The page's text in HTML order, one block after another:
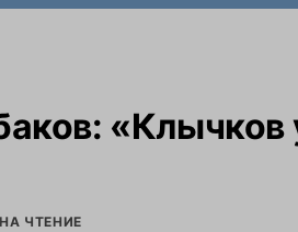
«Клычков
ЧТЕНИЕ